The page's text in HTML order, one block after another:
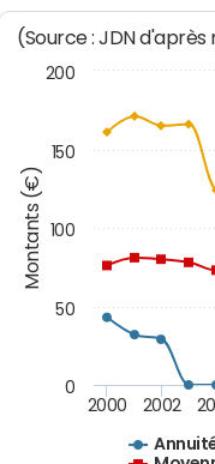
Montants (€)
(Source : JDN
2000 2002
0
50
100
150
200